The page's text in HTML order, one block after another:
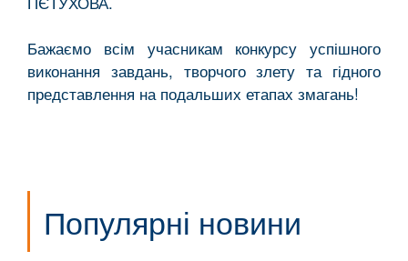
Бажаємо всім учасникам конкурсу успішного
виконання завдань, творчого злету та гідного
представлення на подальших етапах змагань!
Популярні новини